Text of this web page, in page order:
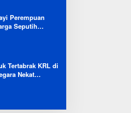
Perempuan
Seputih
Tertabrak KRL di
Nekat